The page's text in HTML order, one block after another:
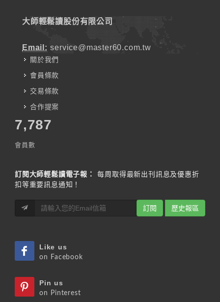
大師輕鬆讀股份有限公司
Email: service@master60.com.tw
關於我們
會員條款
交易條款
合作提案
7,787
會員數
訂閱大師輕鬆讀電子報：
每周取得最新出刊訊息及優惠折
扣等重要訊息通知！
訂閱 歷史報區
Like us
on Facebook
Pin us
on Pinterest